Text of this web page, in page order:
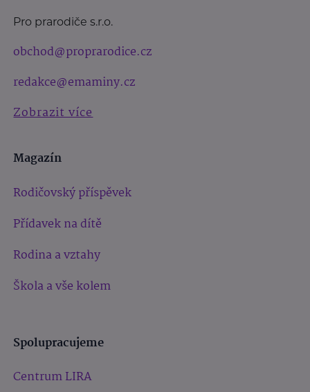
Pro prarodiče s.r.o.
obchod@proprarodice.cz
redakce@emaminy.cz
Zobrazit více
Magazín
Rodičovský příspěvek
Přídavek na dítě
Rodina a vztahy
Škola a vše kolem
Spolupracujeme
Centrum LIRA